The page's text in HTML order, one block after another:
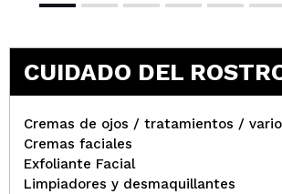
CUIDADO DEL
Cremas de ojos / tratamientos /
Cremas faciales
Exfoliante Facial
Limpiadores y desmaquillantes